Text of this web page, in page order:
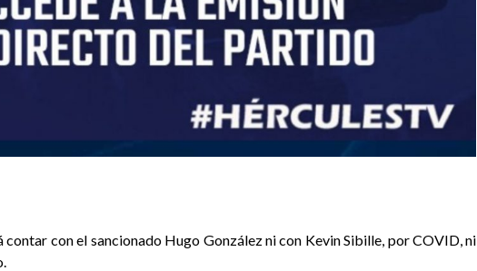
contar con el sancionado Hugo González ni con Kevin Sibille, por COVID, ni